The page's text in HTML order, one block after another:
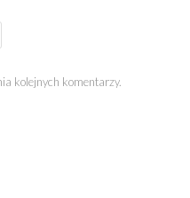
kolejnych komentarzy.